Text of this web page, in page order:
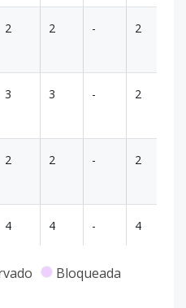
2 2 - 2
3 3 - 2
2 2 - 2
4 4 - 4
Bloqueada